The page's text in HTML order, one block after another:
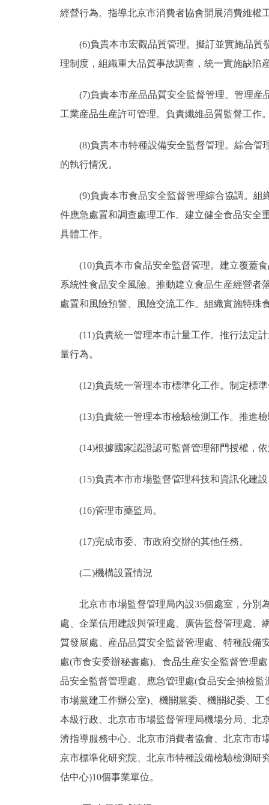
經營行為。指導北京市消費者協會開展消費維權
(6)負責本市宏觀品質管理。擬訂並實施品質
理制度，組織重大品質事故調查，統一實施缺陷
(7)負責本市産品品質安全監督管理。管理産
工業産品生産許可管理。負責纖維品質監督工作
(8)負責本市特種設備安全監督管理。綜合管
的執行情況。
(9)負責本市食品安全監督管理綜合協調。組
件應急處置和調查處理工作。建立健全食品安全
具體工作。
(10)負責本市食品安全監督管理。建立覆蓋食
系統性食品安全風險。推動建立食品生産經營者
處置和風險預警、風險交流工作。組織實施特殊
(11)負責統一管理本市計量工作。推行法定計
量行為。
(12)負責統一管理本市標準化工作。制定標準
(13)負責統一管理本市檢驗檢測工作。推進檢
(14)根據國家認證認可監督管理部門授權，依
(15)負責本市市場監督管理科技和資訊化建設
(16)管理市藥監局。
(17)完成市委、市政府交辦的其他任務。
(二)機構設置情況
北京市市場監督管理局內設35個處室，分別
處、企業信用建設與管理處、廣告監督管理處、
質發展處、産品品質安全監督管理處、特種設備
處(市食安委辦秘書處)、食品生産安全監督管理
品安全監督管理處、應急管理處(食品安全抽檢
市場黨建工作辦公室)、機關黨委、機關紀委、
本級行政、北京市市場監督管理局機場分局、北
濟指導服務中心、北京市消費者協會、北京市市
京市標準化研究院、北京市特種設備檢驗檢測研
估中心)10個事業單位。